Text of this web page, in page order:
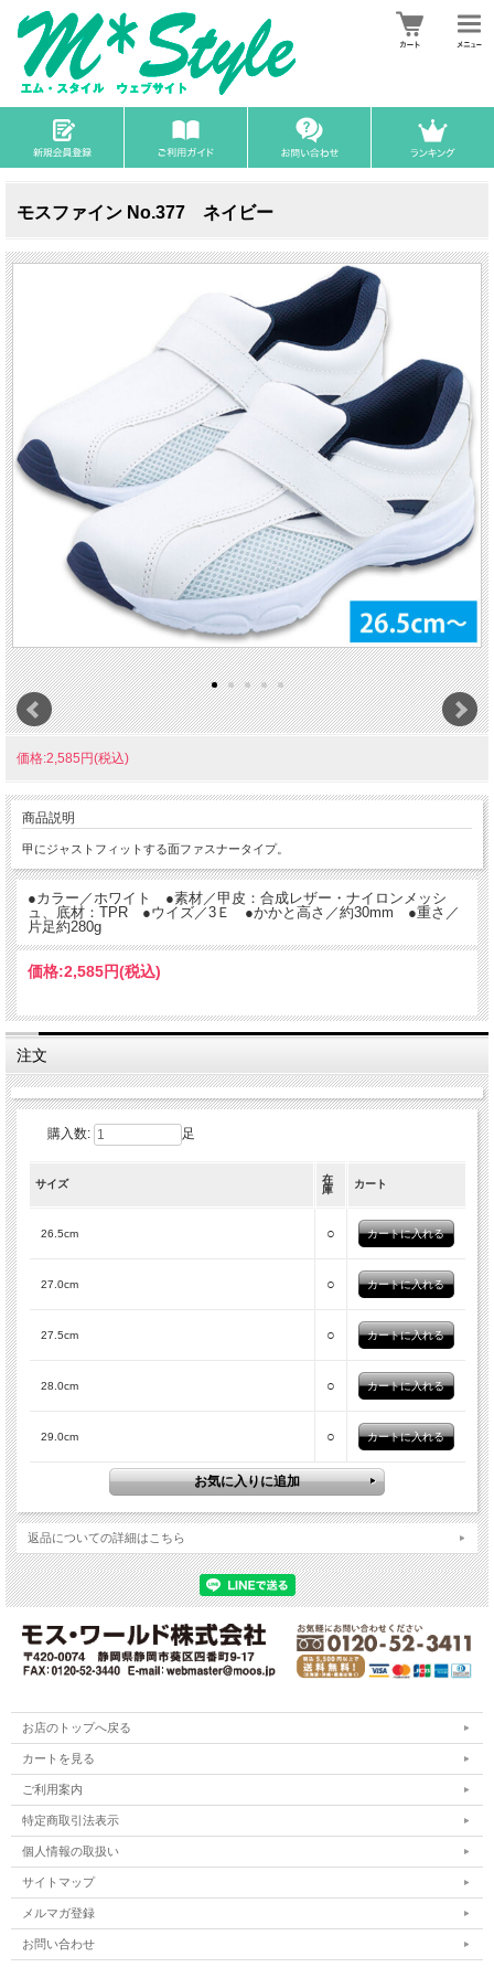
モスファイン No.377 ネイビー
価格:2,585円(税込)
商品説明
甲にジャストフィットする面ファスナータイプ。
●カラー／ホワイト ●素材／甲皮：合成レザー・ナイロンメッシ
ュ、底材：TPR ●ウイズ／3Ｅ ●かかと高さ／約30mm ●重さ／
片足約280g
価格:2,585円(税込)
注文
購入数: 足
サイズ
在
庫
カート
26.5cm ○
27.0cm ○
27.5cm ○
28.0cm ○
29.0cm ○
返品についての詳細はこちら
お店のトップへ戻る
カートを見る
ご利用案内
特定商取引法表示
個人情報の取扱い
サイトマップ
メルマガ登録
お問い合わせ